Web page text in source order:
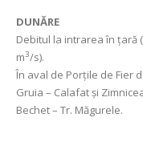
DUNĂRE
Debitul la intrarea în țară
m3/s).
În aval de Porțile de Fier
Gruia – Calafat și
Bechet – Tr. Măgurele.